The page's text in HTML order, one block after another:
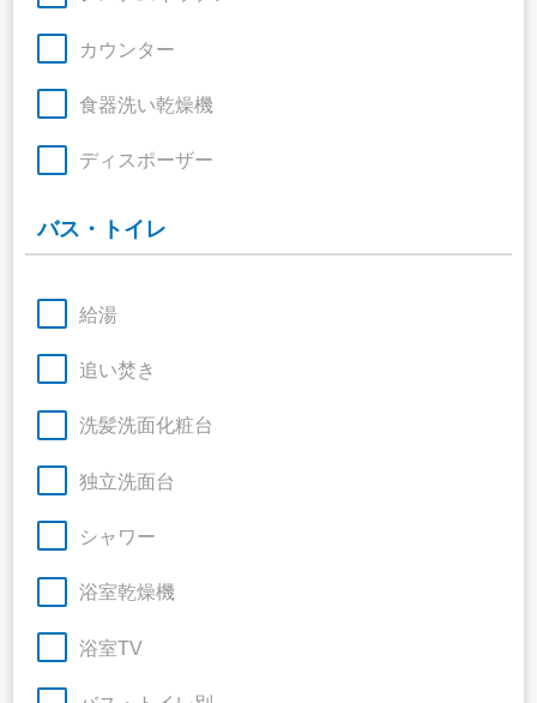
カウンター
食器洗い乾燥機
ディスポーザー
バス・トイレ
給湯
追い焚き
洗髪洗面化粧台
独立洗面台
シャワー
浴室乾燥機
浴室TV